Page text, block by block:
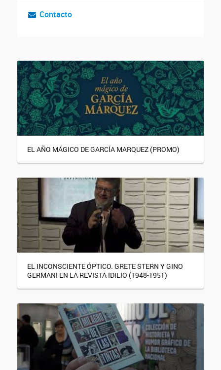
Contacto
EL AÑO MÁGICO DE GARCÍA MARQUEZ (PROMO)
EL INCONSCIENTE ÓPTICO. GRETE STERN Y GINO
GERMANI EN LA REVISTA IDILIO (1948-1951)